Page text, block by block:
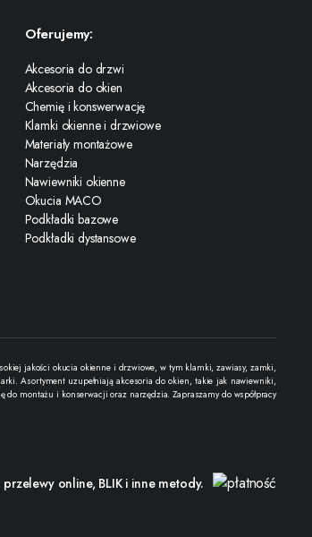
Oferujemy:
Akcesoria do drzwi
Akcesoria do okien
Chemię i konswerwację
Klamki okienne i drzwiowe
Materiały montażowe
Narzędzia
Nawiewniki okienne
Okucia MACO
Podkładki bazowe
Podkładki dystansowe
jakości okucia okienne i drzwiowe, w tym klamki, zawiasy, zamki,
Asortyment uzupełniają akcesoria do okien, takie jak nawiewniki,
montażu i konserwacji oraz narzędzia. Zapraszamy do współpracy
online, BLIK i inne metody.